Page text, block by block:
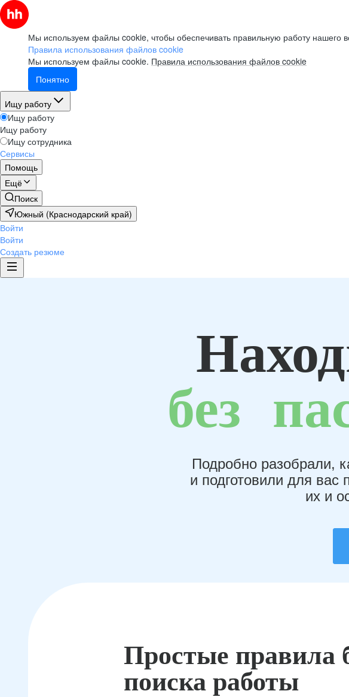
Мы используем файлы cookie, чтобы обеспечивать правильную работу нашего
Правила использования файлов cookie
Мы используем файлы cookie. Правила использования файлов cookie
Понятно
Ищу работу
Ищу работу
Ищу работу
Ищу сотрудника
Сервисы
Помощь
Ещё
Поиск
Южный (Краснодарский край)
Войти
Войти
Создать резюме
без
Подробно разобрали,
и подготовили для вас
их и
Простые правила
поиска работы